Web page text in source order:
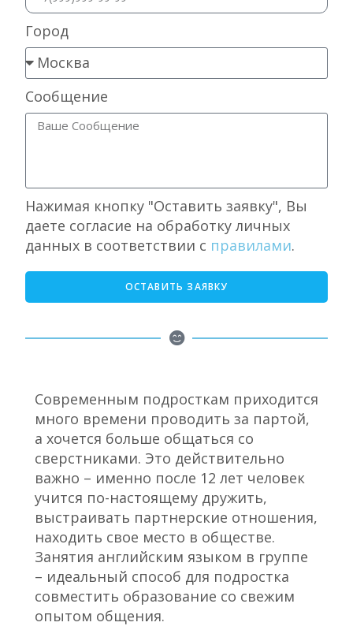
Город
Сообщение
Нажимая кнопку "Оставить заявку", Вы
даете согласие на обработку личных
данных в соответствии с правилами.
ОСТАВИТЬ ЗАЯВКУ
Современным подросткам приходится
много времени проводить за партой,
а хочется больше общаться со
сверстниками. Это действительно
важно – именно после 12 лет человек
учится по-настоящему дружить,
выстраивать партнерские отношения,
находить свое место в обществе.
Занятия английским языком в группе
– идеальный способ для подростка
совместить образование со свежим
опытом общения.